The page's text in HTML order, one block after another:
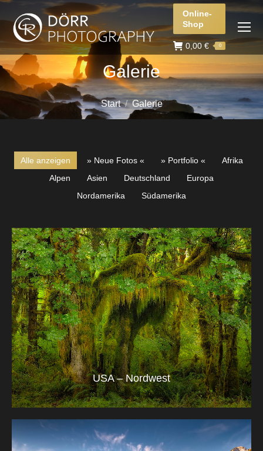
Online-
Shop
0,00 € 0
Galerie
Sie befinden sich hier:
Start Galerie
Alle anzeigen » Neue Fotos « » Portfolio «
Afrika
Alpen
Asien Deutschland
Europa
Nordamerika
Südamerika
USA – Nordwest